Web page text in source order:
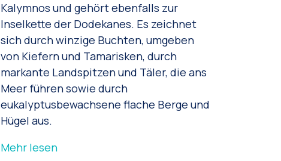
Kalymnos und gehört ebenfalls zur
Inselkette der Dodekanes. Es zeichnet
sich durch winzige Buchten, umgeben
von Kiefern und Tamarisken, durch
markante Landspitzen und Täler, die ans
Meer führen sowie durch
eukalyptusbewachsene flache Berge und
Hügel aus.
Mehr lesen